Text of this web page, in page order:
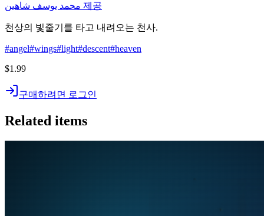
محمد يوسف شاهين 제공
천상의 빛줄기를 타고 내려오는 천사.
#angel#wings#light#descent#heaven
$1.99
구매하려면 로그인
Related items